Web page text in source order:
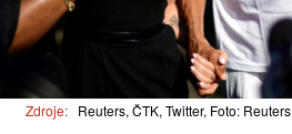
Zdroje: Reuters, ČTK, Twitter, Foto: Reuters